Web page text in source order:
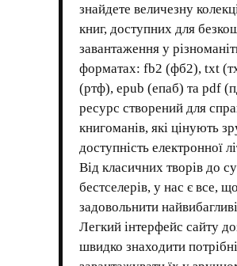
знайдете величезну
книг, доступних для
завантаження у
форматах: fb2 (фб2), txt
(ртф), epub (епаб) та pdf
ресурс створений для
книгоманів, які цінують
доступність електронної
Від класичних творів до
бестселерів, у нас є все,
задовольнити
Легкий інтерфейс сайту
швидко знаходити